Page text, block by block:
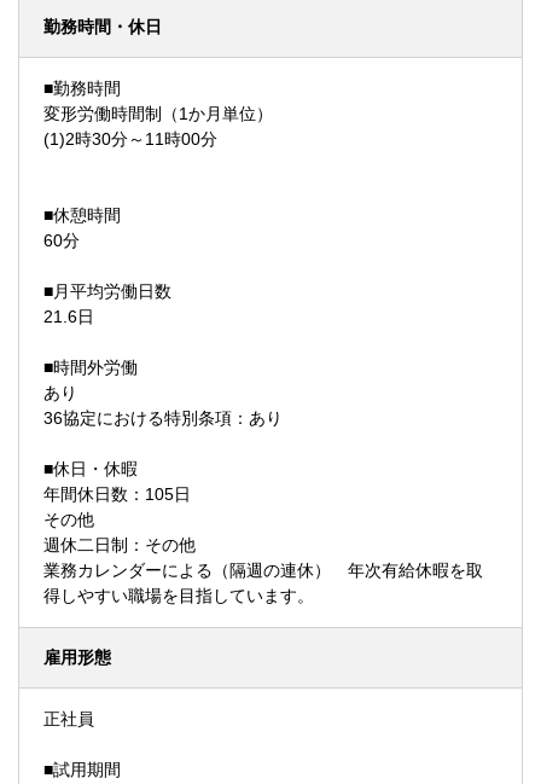
勤務時間・休日
■勤務時間
変形労働時間制（1か月単位）
(1)2時30分～11時00分
■休憩時間
60分
■月平均労働日数
21.6日
■時間外労働
あり
36協定における特別条項：あり
■休日・休暇
年間休日数：105日
その他
週休二日制：その他
業務カレンダーによる（隔週の連休） 年次有給休暇を取
得しやすい職場を目指しています。
雇用形態
正社員
■試用期間